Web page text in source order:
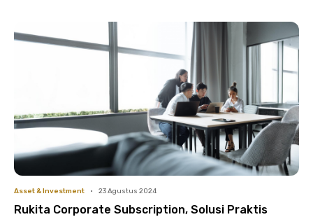
Asset & Investment • 23 Agustus 2024
Rukita Corporate Subscription, Solusi Praktis